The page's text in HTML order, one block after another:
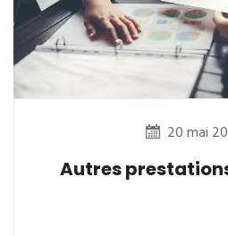
20 mai
Autres